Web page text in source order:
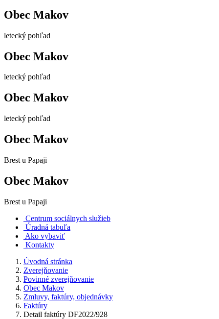
Obec Makov
letecký pohľad
Obec Makov
letecký pohľad
Obec Makov
letecký pohľad
Obec Makov
Brest u Papaji
Obec Makov
Brest u Papaji
Centrum sociálnych služieb
Úradná tabuľa
Ako vybaviť
Kontakty
Úvodná stránka
Zverejňovanie
Povinné zverejňovanie
Obec Makov
Zmluvy, faktúry, objednávky
Faktúry
Detail faktúry DF2022/928